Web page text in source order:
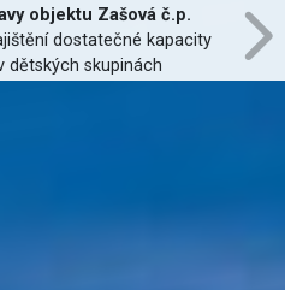
vzdělávání a
vzdělávání,
učeben.